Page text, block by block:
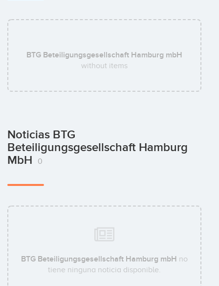
BTG Beteiligungsgesellschaft Hamburg mbH
without items
Noticias BTG
Beteiligungsgesellschaft Hamburg
MbH
0
BTG Beteiligungsgesellschaft Hamburg mbH no
tiene ninguna noticia disponible.